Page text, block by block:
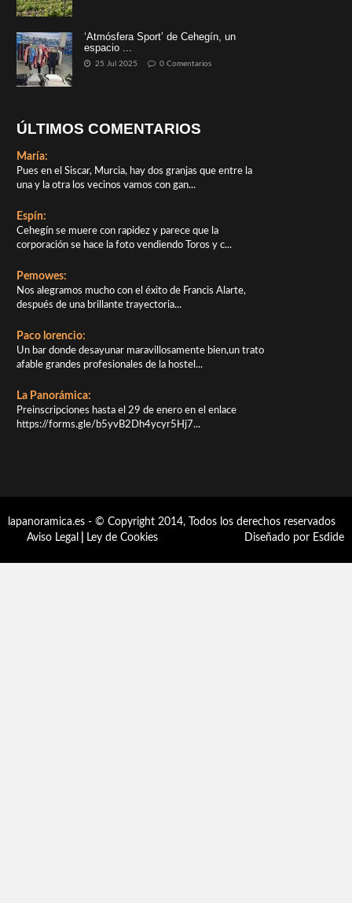
‘Atmósfera Sport’ de Cehegín, un
espacio ...
25 Jul 2025 0 Comentarios
ÚLTIMOS COMENTARIOS
María:
Pues en el Siscar, Murcia, hay dos granjas que entre la
una y la otra los vecinos vamos con gan...
Espín:
Cehegín se muere con rapidez y parece que la
corporación se hace la foto vendiendo Toros y c...
Pemowes:
Nos alegramos mucho con el éxito de Francis Alarte,
después de una brillante trayectoria...
Paco lorencio:
Un bar donde desayunar maravillosamente bien,un trato
afable grandes profesionales de la hostel...
La Panorámica:
Preinscripciones hasta el 29 de enero en el enlace
https://forms.gle/b5yvB2Dh4ycyr5Hj7...
lapanoramica.es - © Copyright 2014, Todos los derechos reservados
Aviso Legal
Ley de Cookies Diseñado por Esdide